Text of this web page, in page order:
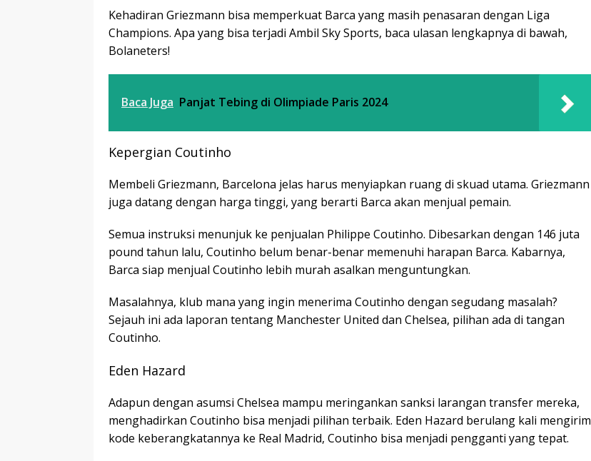
Kehadiran Griezmann bisa memperkuat Barca yang masih penasaran dengan Liga
Champions. Apa yang bisa terjadi Ambil Sky Sports, baca ulasan lengkapnya di bawah,
Bolaneters!
Baca Juga Panjat Tebing di Olimpiade Paris 2024
Kepergian Coutinho
Membeli Griezmann, Barcelona jelas harus menyiapkan ruang di skuad utama. Griezmann
juga datang dengan harga tinggi, yang berarti Barca akan menjual pemain.
Semua instruksi menunjuk ke penjualan Philippe Coutinho. Dibesarkan dengan 146 juta
pound tahun lalu, Coutinho belum benar-benar memenuhi harapan Barca. Kabarnya,
Barca siap menjual Coutinho lebih murah asalkan menguntungkan.
Masalahnya, klub mana yang ingin menerima Coutinho dengan segudang masalah?
Sejauh ini ada laporan tentang Manchester United dan Chelsea, pilihan ada di tangan
Coutinho.
Eden Hazard
Adapun dengan asumsi Chelsea mampu meringankan sanksi larangan transfer mereka,
menghadirkan Coutinho bisa menjadi pilihan terbaik. Eden Hazard berulang kali mengirim
kode keberangkatannya ke Real Madrid, Coutinho bisa menjadi pengganti yang tepat.